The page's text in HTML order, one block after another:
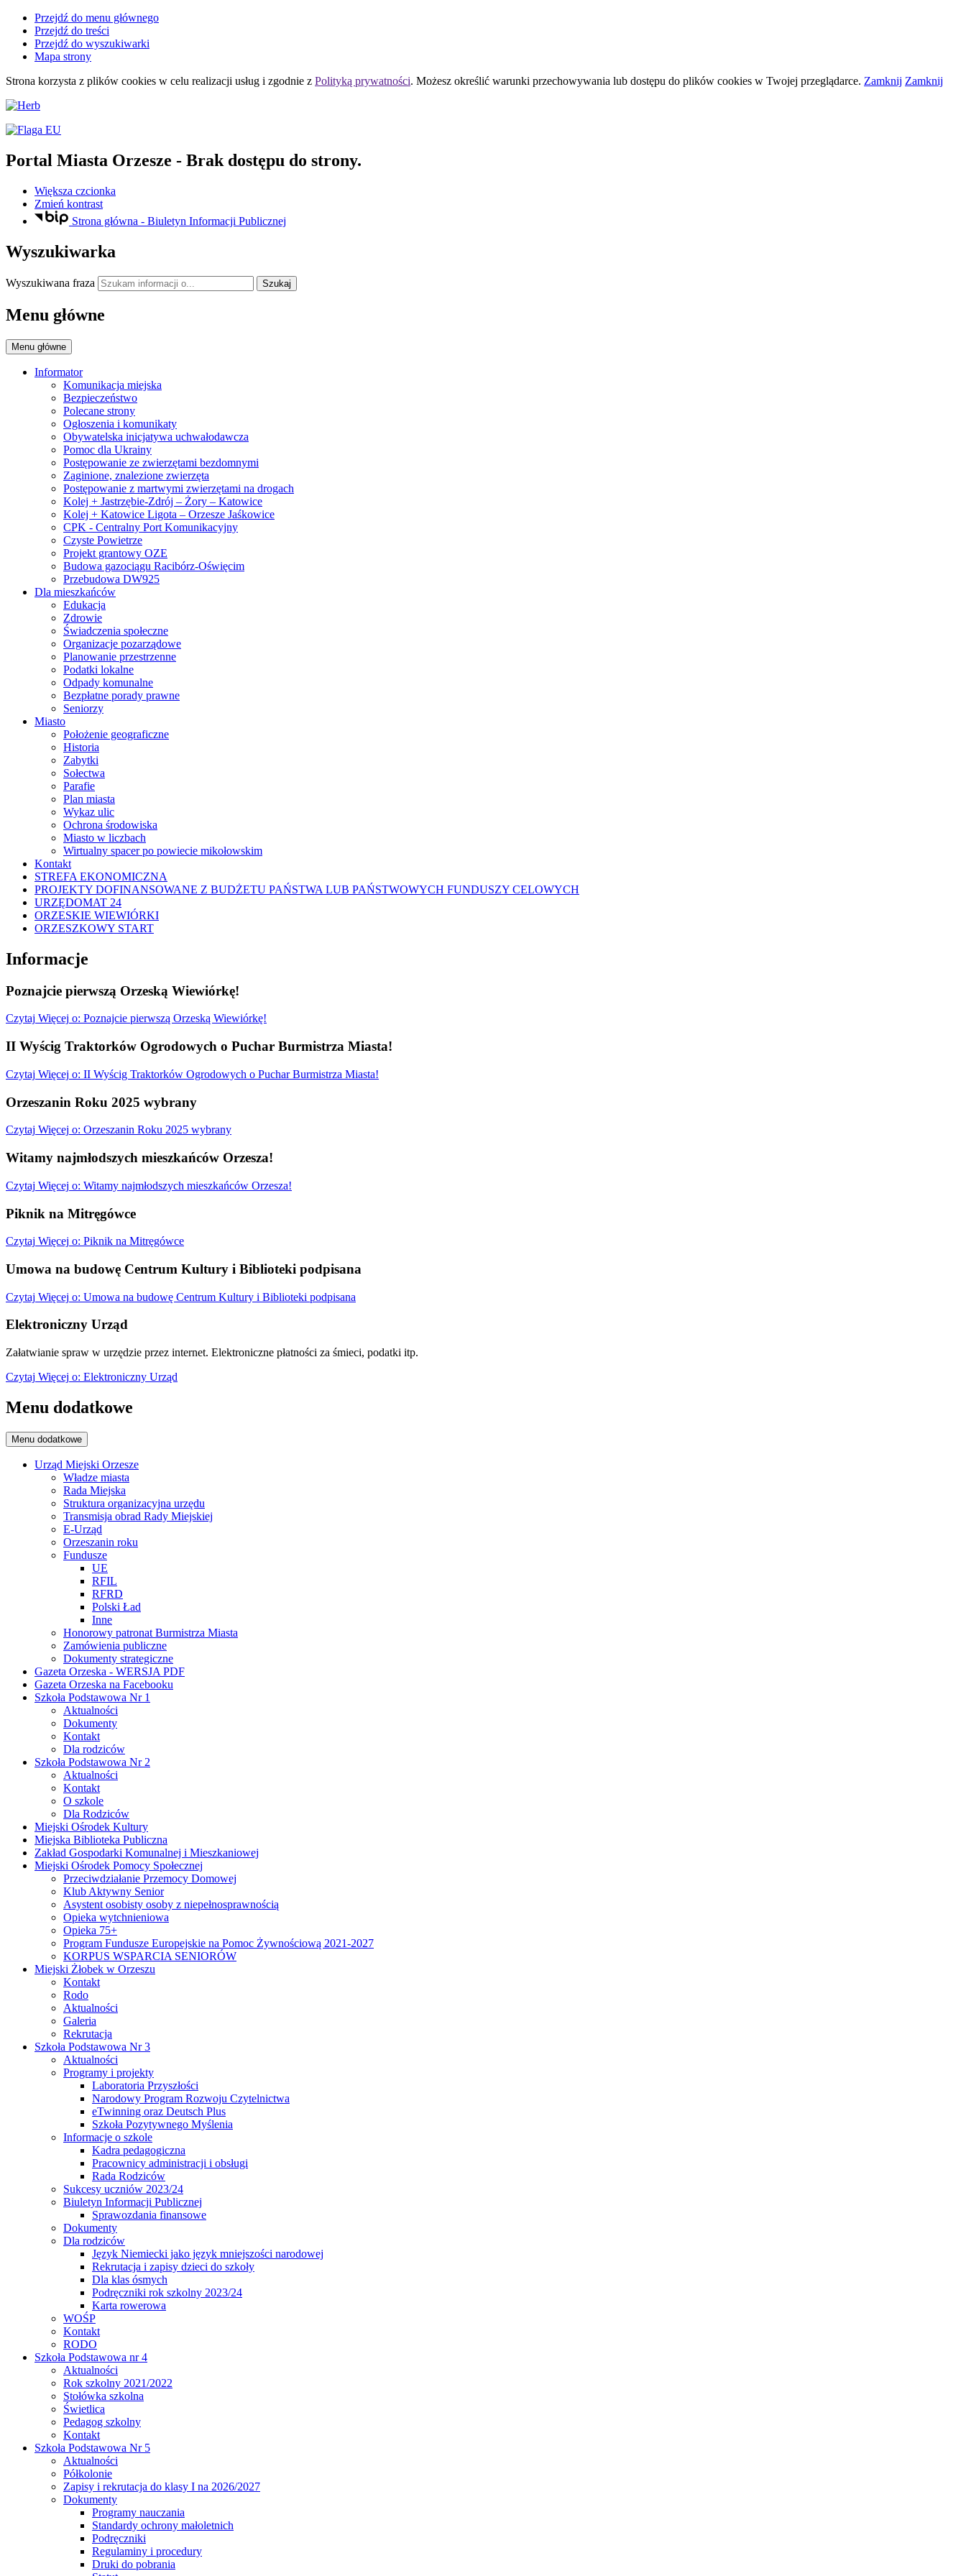
Przejdź do menu głównego
Przejdź do treści
Przejdź do wyszukiwarki
Mapa strony
Strona korzysta z plików cookies w celu realizacji usług i zgodnie z Polityką prywatności. Możesz określić warunki przechowywania lub dostępu do plików cookies w Twojej przeglądarce. Zamknij Zamknij
Portal Miasta Orzesze - Brak dostępu do strony.
Większa czcionka
Zmień kontrast
Strona główna - Biuletyn Informacji Publicznej
Wyszukiwarka
Wyszukiwana fraza Szukaj
Menu główne
Menu główne
Informator
Komunikacja miejska
Bezpieczeństwo
Polecane strony
Ogłoszenia i komunikaty
Obywatelska inicjatywa uchwałodawcza
Pomoc dla Ukrainy
Postępowanie ze zwierzętami bezdomnymi
Zaginione, znalezione zwierzęta
Postępowanie z martwymi zwierzętami na drogach
Kolej + Jastrzębie-Zdrój – Żory – Katowice
Kolej + Katowice Ligota – Orzesze Jaśkowice
CPK - Centralny Port Komunikacyjny
Czyste Powietrze
Projekt grantowy OZE
Budowa gazociągu Racibórz-Oświęcim
Przebudowa DW925
Dla mieszkańców
Edukacja
Zdrowie
Świadczenia społeczne
Organizacje pozarządowe
Planowanie przestrzenne
Podatki lokalne
Odpady komunalne
Bezpłatne porady prawne
Seniorzy
Miasto
Położenie geograficzne
Historia
Zabytki
Sołectwa
Parafie
Plan miasta
Wykaz ulic
Ochrona środowiska
Miasto w liczbach
Wirtualny spacer po powiecie mikołowskim
Kontakt
STREFA EKONOMICZNA
PROJEKTY DOFINANSOWANE Z BUDŻETU PAŃSTWA LUB PAŃSTWOWYCH FUNDUSZY CELOWYCH
URZĘDOMAT 24
ORZESKIE WIEWIÓRKI
ORZESZKOWY START
Informacje
Poznajcie pierwszą Orzeską Wiewiórkę!
Czytaj Więcej o: Poznajcie pierwszą Orzeską Wiewiórkę!
II Wyścig Traktorków Ogrodowych o Puchar Burmistrza Miasta!
Czytaj Więcej o: II Wyścig Traktorków Ogrodowych o Puchar Burmistrza Miasta!
Orzeszanin Roku 2025 wybrany
Czytaj Więcej o: Orzeszanin Roku 2025 wybrany
Witamy najmłodszych mieszkańców Orzesza!
Czytaj Więcej o: Witamy najmłodszych mieszkańców Orzesza!
Piknik na Mitręgówce
Czytaj Więcej o: Piknik na Mitręgówce
Umowa na budowę Centrum Kultury i Biblioteki podpisana
Czytaj Więcej o: Umowa na budowę Centrum Kultury i Biblioteki podpisana
Elektroniczny Urząd
Załatwianie spraw w urzędzie przez internet. Elektroniczne płatności za śmieci, podatki itp.
Czytaj Więcej o: Elektroniczny Urząd
Menu dodatkowe
Menu dodatkowe
Urząd Miejski Orzesze
Władze miasta
Rada Miejska
Struktura organizacyjna urzędu
Transmisja obrad Rady Miejskiej
E-Urząd
Orzeszanin roku
Fundusze
UE
RFIL
RFRD
Polski Ład
Inne
Honorowy patronat Burmistrza Miasta
Zamówienia publiczne
Dokumenty strategiczne
Gazeta Orzeska - WERSJA PDF
Gazeta Orzeska na Facebooku
Szkoła Podstawowa Nr 1
Aktualności
Dokumenty
Kontakt
Dla rodziców
Szkoła Podstawowa Nr 2
Aktualności
Kontakt
O szkole
Dla Rodziców
Miejski Ośrodek Kultury
Miejska Biblioteka Publiczna
Zakład Gospodarki Komunalnej i Mieszkaniowej
Miejski Ośrodek Pomocy Społecznej
Przeciwdziałanie Przemocy Domowej
Klub Aktywny Senior
Asystent osobisty osoby z niepełnosprawnością
Opieka wytchnieniowa
Opieka 75+
Program Fundusze Europejskie na Pomoc Żywnościową 2021-2027
KORPUS WSPARCIA SENIORÓW
Miejski Żłobek w Orzeszu
Kontakt
Rodo
Aktualności
Galeria
Rekrutacja
Szkoła Podstawowa Nr 3
Aktualności
Programy i projekty
Laboratoria Przyszłości
Narodowy Program Rozwoju Czytelnictwa
eTwinning oraz Deutsch Plus
Szkoła Pozytywnego Myślenia
Informacje o szkole
Kadra pedagogiczna
Pracownicy administracji i obsługi
Rada Rodziców
Sukcesy uczniów 2023/24
Biuletyn Informacji Publicznej
Sprawozdania finansowe
Dokumenty
Dla rodziców
Język Niemiecki jako język mniejszości narodowej
Rekrutacja i zapisy dzieci do szkoły
Dla klas ósmych
Podręczniki rok szkolny 2023/24
Karta rowerowa
WOŚP
Kontakt
RODO
Szkoła Podstawowa nr 4
Aktualności
Rok szkolny 2021/2022
Stołówka szkolna
Świetlica
Pedagog szkolny
Kontakt
Szkoła Podstawowa Nr 5
Aktualności
Półkolonie
Zapisy i rekrutacja do klasy I na 2026/2027
Dokumenty
Programy nauczania
Standardy ochrony małoletnich
Podręczniki
Regulaminy i procedury
Druki do pobrania